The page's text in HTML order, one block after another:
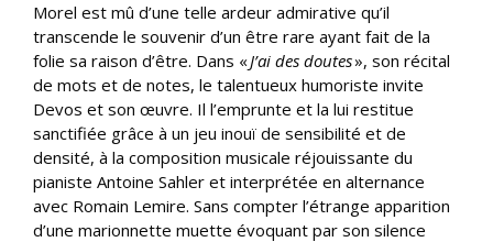
Morel est mû d’une telle ardeur admirative qu’il
transcende le souvenir d’un être rare ayant fait de la
folie sa raison d’être. Dans «J’ai des doutes», son récital
de mots et de notes, le talentueux humoriste invite
Devos et son œuvre. Il l’emprunte et la lui restitue
sanctifiée grâce à un jeu inouï de sensibilité et de
densité, à la composition musicale réjouissante du
pianiste Antoine Sahler et interprétée en alternance
avec Romain Lemire. Sans compter l’étrange apparition
d’une marionnette muette évoquant par son silence